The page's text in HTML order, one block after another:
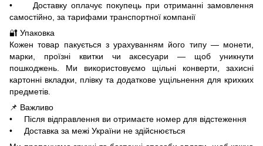
• Доставку оплачує покупець при отриманні замовлення
самостійно, за тарифами транспортної компанії
🔐 Упаковка
Кожен товар пакується з урахуванням його типу — монети,
марки, проїзні квитки чи аксесуари — щоб уникнути
пошкоджень. Ми використовуємо щільні конверти, захисні
картонні вкладки, плівку та додаткове ущільнення для крихких
предметів.
📌 Важливо
• Після відправлення ви отримаєте номер для відстеження
• Доставка за межі України не здійснюється